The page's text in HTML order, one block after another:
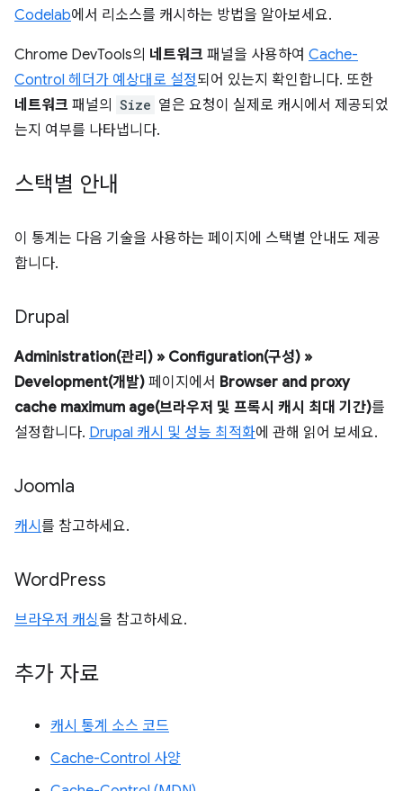
Codelab에서 리소스를 캐시하는 방법을 알아보세요.
Chrome DevTools의 네트워크 패널을 사용하여 Cache-
Control 헤더가 예상대로 설정되어 있는지 확인합니다. 또한
네트워크 패널의 Size 열은 요청이 실제로 캐시에서 제공되었
는지 여부를 나타냅니다.
스택별 안내
이 통계는 다음 기술을 사용하는 페이지에 스택별 안내도 제공
합니다.
Drupal
Administration(관리) » Configuration(구성) »
Development(개발) 페이지에서 Browser and proxy
cache maximum age(브라우저 및 프록시 캐시 최대 기간)를
설정합니다. Drupal 캐시 및 성능 최적화에 관해 읽어 보세요.
Joomla
캐시 를 참고하세요.
WordPress
브라우저 캐싱을 참고하세요.
추가 자료
캐시 통계 소스 코드
Cache-Control 사양